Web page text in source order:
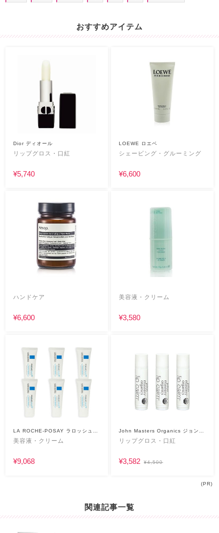
おすすめアイテム
Dior ディオール
リップグロス・口紅
¥5,740
LOEWE ロエベ
シェービング・グルーミング
¥6,600
ハンドケア
¥6,600
美容液・クリーム
¥3,580
LA ROCHE-POSAY ラロッシュポ
ゼ
美容液・クリーム
¥9,068
John Masters Organics ジョンマ
スターオーガニック
リップグロス・口紅
¥3,582 ¥4,500
(PR)
関連記事一覧